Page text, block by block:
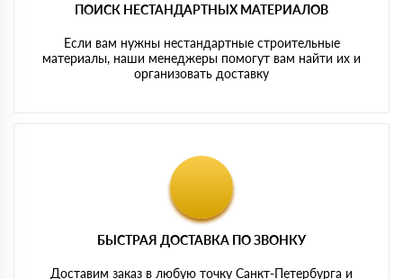
ПОИСК НЕСТАНДАРТНЫХ МАТЕРИАЛОВ
Если вам нужны нестандартные строительные
материалы, наши менеджеры помогут вам найти их и
организовать доставку
БЫСТРАЯ ДОСТАВКА ПО ЗВОНКУ
Доставим заказ в любую точку Санкт-Петербурга и